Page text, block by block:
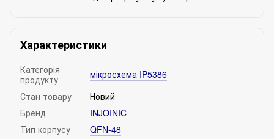
Характеристики
Категорія
продукту
мікросхема IP5386
Стан товару
Новий
Бренд
INJOINIC
Тип корпусу
QFN-48